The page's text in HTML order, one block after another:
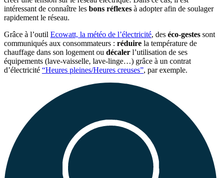
intéressant de connaître les bons réflexes à adopter afin de soulager
rapidement le réseau.
Grâce à l’outil Ecowatt, la météo de l’électricité, des éco-gestes sont
communiqués aux consommateurs : réduire la température de
chauffage dans son logement ou décaler l’utilisation de ses
équipements (lave-vaisselle, lave-linge…) grâce à un contrat
d’électricité “Heures pleines/Heures creuses”, par exemple.